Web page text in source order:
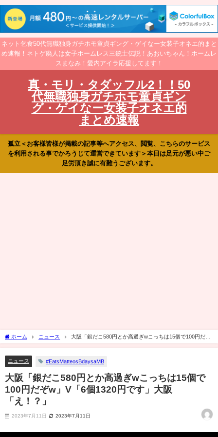
ネット乞食50代無職独身ガチホモ童貞ギング・ゲイなー女装子オネエ的まと
め速報！ネトゲ廃人は女子ホームレス三銃士伝説！あおいちゃん！ホームレ
スまなみ！愛内アイラ応援してます！
真・モリ・タダッフル2！！50
代無職独身ガチホモ童貞ギン
グ・ゲイなー女装子オネエ的
まとめ速報
孤立＜お客様皆様が掲載の記事等へアクセス、閲覧、こちらのサービス
を利用される事でかろうじて運営できています＞本日は足元が悪い中ご
足労頂き誠に有難うございます。
ホーム ニュース
大阪「銀だこ580円とか高過ぎwこっちは15個で100円だぞ
w」V「6個1320円です」大阪「え！？」
ニュース #EatsMatteosBdaysaMB
大阪「銀だこ580円とか高過ぎwこっちは15個で
100円だぞw」V「6個1320円です」大阪
「え！？」
2023年7月11日 2023年7月11日